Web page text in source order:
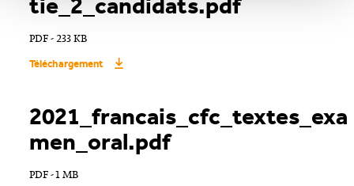
PDF - 233 KB
Téléchargement
2021_francais_cfc_textes_exa
men_oral.pdf
PDF - 1 MB